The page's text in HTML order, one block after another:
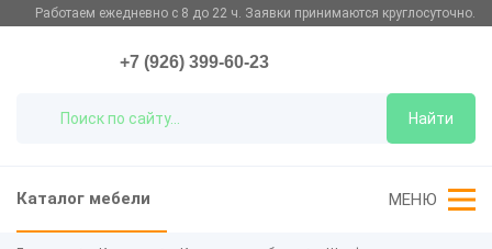
Работаем ежедневно с 8 до 22 ч. Заявки принимаются круглосуточно.
Найти
+7 (926) 399-60-23
Каталог мебели МЕНЮ